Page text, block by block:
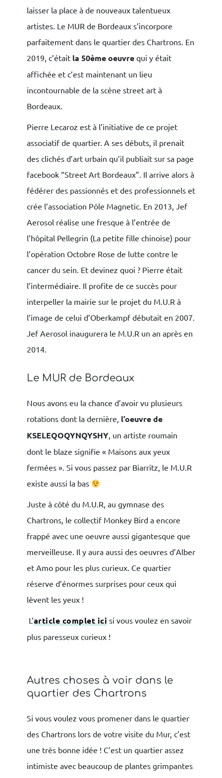
laisser la place à de nouveaux talentueux
artistes. Le MUR de Bordeaux s’incorpore
parfaitement dans le quartier des Chartrons. En
2019, c’était la 50ème oeuvrequi y était
affichée et c’est maintenant un lieu
incontournable de la scène street art à
Bordeaux.
Pierre Lecaroz est à l’initiative de ce projet
associatif de quartier. A ses débuts, il prenait
des clichés d’art urbain qu’il publiait sur sa page
facebook “Street Art Bordeaux”. Il arrive alors à
fédérer des passionnés et des professionnels et
crée l’association Pôle Magnetic. En 2013, Jef
Aerosol réalise une fresque à l’entrée de
l’hôpital Pellegrin (La petite fille chinoise) pour
l’opération Octobre Rose de lutte contre le
cancer du sein. Et devinez quoi ? Pierre était
l’intermédiaire. Il profite de ce succès pour
interpeller la mairie sur le projet du M.U.R à
l’image de celui d’Oberkampf débutait en 2007.
Jef Aerosol inaugurera le M.U.R un an après en
2014.
Le MUR de Bordeaux
Nous avons eu la chance d’avoir vu plusieurs
rotations dont la dernière, l’oeuvre de
KSELEQOQYNQYSHY, un artiste roumain
dont le blaze signifie « Maisons aux yeux
fermées ». Si vous passez par Biarritz, le M.U.R
existe aussi la bas
Juste à côté du M.U.R, au gymnase des
Chartrons, le collectif Monkey Bird a encore
frappé avec une oeuvre aussi gigantesque que
merveilleuse. Il y aura aussi des oeuvres d’Alber
et Amo pour les plus curieux. Ce quartier
réserve d’énormes surprises pour ceux qui
lèvent les yeux !
L’article complet ici si vous voulez en savoir
plus paresseux curieux !
Autres choses à voir dans le
quartier des Chartrons
Si vous voulez vous promener dans le quartier
des Chartrons lors de votre visite du Mur, c’est
une très bonne idée ! C’est un quartier assez
intimiste avec beaucoup de plantes grimpantes